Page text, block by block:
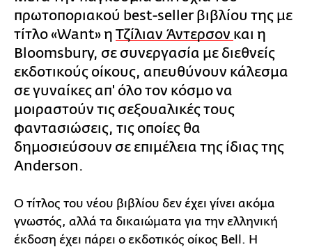
πρωτοποριακού best-seller βιβλίου της με
τίτλο «Want» η Τζίλιαν Άντερσον και η
Bloomsbury, σε συνεργασία με διεθνείς
εκδοτικούς οίκους, απευθύνουν κάλεσμα
σε γυναίκες απ' όλο τον κόσμο να
μοιραστούν τις σεξουαλικές τους
φαντασιώσεις, τις οποίες θα
δημοσιεύσουν σε επιμέλεια της ίδιας της
Anderson.
Ο τίτλος του νέου βιβλίου δεν έχει γίνει ακόμα
γνωστός, αλλά τα δικαιώματα για την ελληνική
έκδοση έχει πάρει ο εκδοτικός οίκος Bell. Η